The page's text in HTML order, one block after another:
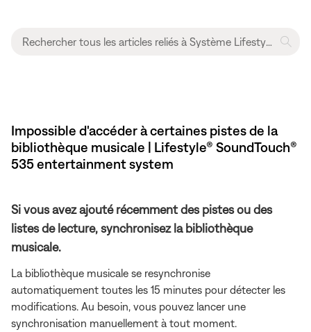
Impossible d'accéder à certaines pistes de la
bibliothèque musicale | Lifestyle® SoundTouch®
535 entertainment system
Si vous avez ajouté récemment des pistes ou des
listes de lecture, synchronisez la bibliothèque
musicale.
La bibliothèque musicale se resynchronise
automatiquement toutes les 15 minutes pour détecter les
modifications. Au besoin, vous pouvez lancer une
synchronisation manuellement à tout moment.